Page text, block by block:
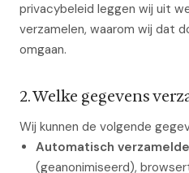
privacybeleid leggen wij uit
verzamelen, waarom wij dat
omgaan.
2. Welke gegevens
Wij kunnen de volgende
Automatisch
(geanonimiseerd),